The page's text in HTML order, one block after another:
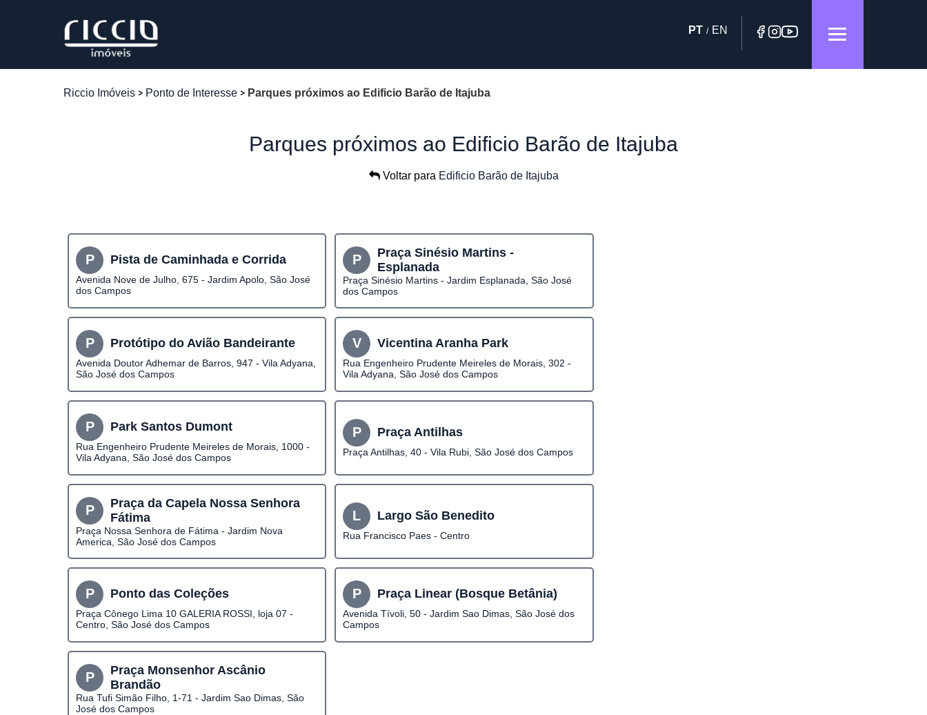
PT / EN
Riccio Imóveis Ponto de Interesse Parques próximos ao Edificio Barão de Itajuba
Parques próximos ao Edificio Barão de Itajuba
Voltar para Edificio Barão de Itajuba
P Pista de Caminhada e Corrida
Avenida Nove de Julho, 675 - Jardim Apolo, São José
dos Campos
P
Praça Sinésio Martins -
Esplanada
Praça Sinésio Martins - Jardim Esplanada, São José
dos Campos
P Protótipo do Avião Bandeirante
Avenida Doutor Adhemar de Barros, 947 - Vila Adyana,
São José dos Campos
V Vicentina Aranha Park
Rua Engenheiro Prudente Meireles de Morais, 302 -
Vila Adyana, São José dos Campos
P Park Santos Dumont
Rua Engenheiro Prudente Meireles de Morais, 1000 -
Vila Adyana, São José dos Campos
P Praça Antilhas
Praça Antilhas, 40 - Vila Rubi, São José dos Campos
P
Praça da Capela Nossa Senhora
Fátima
Praça Nossa Senhora de Fátima - Jardim Nova
America, São José dos Campos
L Largo São Benedito
Rua Francisco Paes - Centro
P Ponto das Coleções
Praça Cônego Lima 10 GALERIA ROSSI, loja 07 -
Centro, São José dos Campos
P Praça Linear (Bosque Betânia)
Avenida Tívoli, 50 - Jardim Sao Dimas, São José dos
Campos
P
Praça Monsenhor Ascânio
Brandão
Rua Tufi Simão Filho, 1-71 - Jardim Sao Dimas, São
José dos Campos